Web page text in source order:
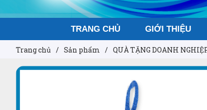
TRANG CHỦ GIỚI THIỆU
Trang chủ / Sản phẩm / QUÀ TẶNG DOANH